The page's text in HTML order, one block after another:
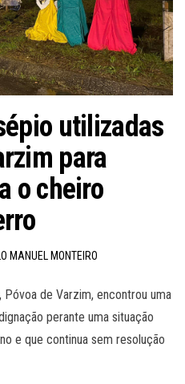
utilizadas
para
o cheiro
MANUEL MONTEIRO
de Varzim, encontrou uma
perante uma situação
e que continua sem resolução